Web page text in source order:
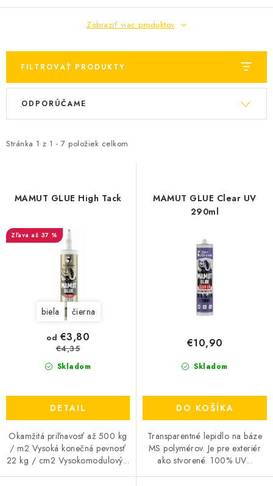
Moja objednávka
Formulár na odstúpenie od zmluvy
Formulár na reklamáciu tovaru
Zobraziť viac produktov
FILTROVAŤ PRODUKTY
V
i
d
u
Stránka 1 z 1 - 7 položiek celkom
R
e
r
o
ODPORÚČAME
MAMUT GLUE High Tack
až 37 %
biela čierna
Skladom
od €3,80
€4,35
DETAIL
Okamžitá priľnavosť až 500 kg
/ m2 Vysoká konečná pevnosť
22 kg / cm2 Vysokomodulový...
MAMUT GLUE Clear UV
290ml
Skladom
€10,90
DO KOŠÍKA
Transparentné lepidlo na báze
MS polymérov. Je pre exteriér
ako stvorené. 100% UV...